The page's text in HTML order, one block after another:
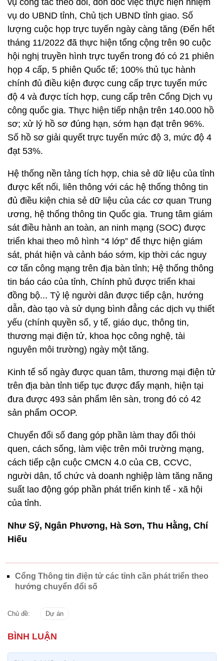
vụ công tác theo dõi, đôn đốc việc thực hiện nhiệm
vụ do UBND tỉnh, Chủ tịch UBND tỉnh giao. Số
lượng cuộc họp trực tuyến ngày càng tăng (Đến hết
tháng 11/2022 đã thực hiện tổng cộng trên 90 cuộc
hội nghị truyền hình trực tuyến trong đó có 21 phiên
họp 4 cấp, 5 phiên Quốc tế; 100% thủ tục hành
chính đủ điều kiện được cung cấp trực tuyến mức
độ 4 và được tích hợp, cung cấp trên Cổng Dịch vụ
công quốc gia. Thực hiện tiếp nhận trên 140.000 hồ
sơ; xử lý hồ sơ đúng hạn, sớm hạn đạt trên 96%.
Số hồ sơ giải quyết trực tuyến mức độ 3, mức độ 4
đạt 53%.
Hệ thống nền tảng tích hợp, chia sẻ dữ liệu của tỉnh
được kết nối, liên thông với các hệ thống thông tin
đủ điều kiện chia sẻ dữ liệu của các cơ quan Trung
ương, hệ thống thông tin Quốc gia. Trung tâm giám
sát điều hành an toàn, an ninh mạng (SOC) được
triển khai theo mô hình “4 lớp” để thực hiện giám
sát, phát hiện và cảnh báo sớm, kịp thời các nguy
cơ tấn công mạng trên địa bàn tỉnh; Hệ thống thông
tin báo cáo của tỉnh, Chính phủ được triển khai
đồng bộ... Tỷ lệ người dân được tiếp cận, hướng
dẫn, đào tạo và sử dụng bình đẳng các dịch vụ thiết
yếu (chính quyền số, y tế, giáo dục, thông tin,
thương mại điện tử, khoa học công nghệ, tài
nguyên môi trường) ngày một tăng.
Kinh tế số ngày được quan tâm, thương mại điện tử
trên địa bàn tỉnh tiếp tục được đẩy mạnh, hiện tại
đưa được 493 sản phẩm lên sàn, trong đó có 42
sản phẩm OCOP.
Chuyển đổi số đang góp phần làm thay đổi thói
quen, cách sống, làm việc trên môi trường mạng,
cách tiếp cận cuộc CMCN 4.0 của CB, CCVC,
người dân, tổ chức và doanh nghiệp làm tăng năng
suất lao động góp phần phát triển kinh tế - xã hội
của tỉnh.
Như Sỹ, Ngân Phương, Hà Sơn, Thu Hằng, Chí
Hiếu
Cổng Thông tin điện tử các tỉnh cần phát triển theo
hướng chuyển đổi số
Chủ đề: Dự án